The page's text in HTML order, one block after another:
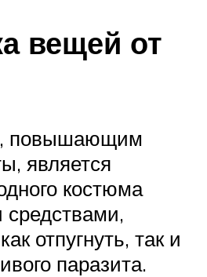
вещей от
повышающим
является
костюма
отпугнуть, так и
паразита.